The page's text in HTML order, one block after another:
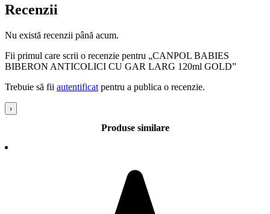
Recenzii
Nu există recenzii până acum.
Fii primul care scrii o recenzie pentru „CANPOL BABIES
BIBERON ANTICOLICI CU GAR LARG 120ml GOLD”
Trebuie să fii autentificat pentru a publica o recenzie.
›
Produse similare